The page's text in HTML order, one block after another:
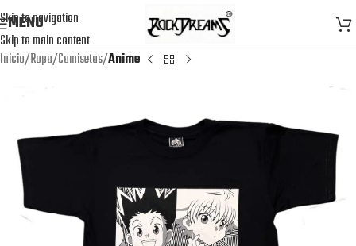
Skip to navigation
Skip to main content
MENU
Inicio Ropa Camisetas Anime